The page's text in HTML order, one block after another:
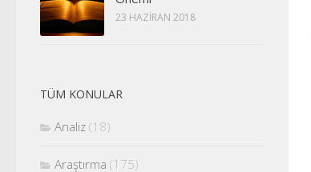
23 HAZIRAN 2018
TÜM KONULAR
Analiz (18)
Araştırma (175)